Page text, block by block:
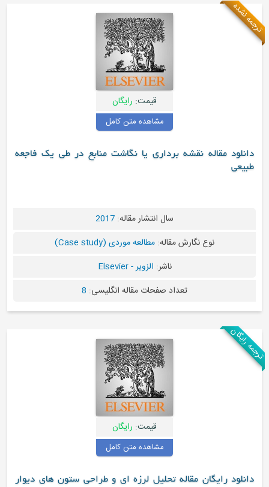
مشاهده متن کامل
نقشه برداری یا نگاشت منابع در طی یک فاجعه
سال انتشار مقاله:2017
نوع نگارش مقاله:مطالعه موردی (Case study)
تعداد صفحات مقاله انگلیسی: 8
مشاهده متن کامل
مقاله تحلیل لرزه ای و طراحی ستون های دیوار